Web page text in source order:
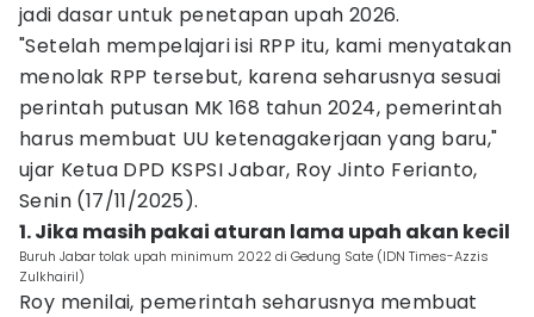
jadi dasar untuk penetapan upah 2026.
"Setelah mempelajari isi RPP itu, kami menyatakan
menolak RPP tersebut, karena seharusnya sesuai
perintah putusan MK 168 tahun 2024, pemerintah
harus membuat UU ketenagakerjaan yang baru,"
ujar Ketua DPD KSPSI Jabar, Roy Jinto Ferianto,
Senin (17/11/2025).
1. Jika masih pakai aturan lama upah akan kecil
Buruh Jabar tolak upah minimum 2022 di Gedung Sate (IDN Times-Azzis
Zulkhairil)
Roy menilai, pemerintah seharusnya membuat